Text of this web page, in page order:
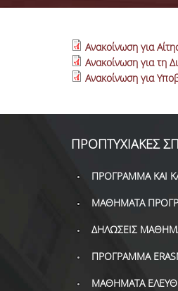
Ανακοίνωση για
Ανακοίνωση για τη
Ανακοίνωση για
ΠΡΟΠΤΥΧΙΑΚΕΣ
ΠΡΟΓΡΑΜΜΑ ΚΑΙ
ΜΑΘΗΜΑΤΑ
ΔΗΛΩΣΕΙΣ
ΠΡΟΓΡΑΜΜΑ
ΜΑΘΗΜΑΤΑ